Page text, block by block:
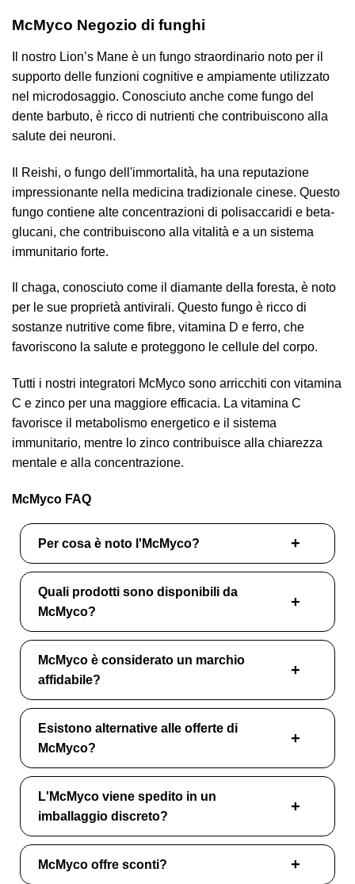
McMyco Negozio di funghi
Il nostro Lion’s Mane è un fungo straordinario noto per il
supporto delle funzioni cognitive e ampiamente utilizzato
nel microdosaggio. Conosciuto anche come fungo del
dente barbuto, è ricco di nutrienti che contribuiscono alla
salute dei neuroni.
Il Reishi, o fungo dell'immortalità, ha una reputazione
impressionante nella medicina tradizionale cinese. Questo
fungo contiene alte concentrazioni di polisaccaridi e beta-
glucani, che contribuiscono alla vitalità e a un sistema
immunitario forte.
Il chaga, conosciuto come il diamante della foresta, è noto
per le sue proprietà antivirali. Questo fungo è ricco di
sostanze nutritive come fibre, vitamina D e ferro, che
favoriscono la salute e proteggono le cellule del corpo.
Tutti i nostri integratori McMyco sono arricchiti con vitamina
C e zinco per una maggiore efficacia. La vitamina C
favorisce il metabolismo energetico e il sistema
immunitario, mentre lo zinco contribuisce alla chiarezza
mentale e alla concentrazione.
McMyco FAQ
Per cosa è noto l'McMyco?
Quali prodotti sono disponibili da
McMyco?
McMyco è considerato un marchio
affidabile?
Esistono alternative alle offerte di
McMyco?
L'McMyco viene spedito in un
imballaggio discreto?
McMyco offre sconti?